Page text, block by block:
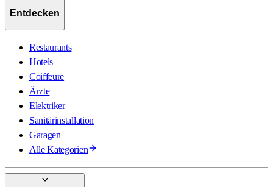
Entdecken
Restaurants
Hotels
Coiffeure
Ärzte
Elektriker
Sanitärinstallation
Garagen
Alle Kategorien